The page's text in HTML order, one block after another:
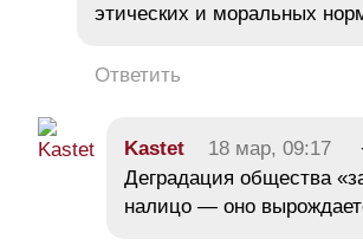
этических и моральных
Ответить
Kastet 18 мар, 09:17
Деградация общества
налицо — оно